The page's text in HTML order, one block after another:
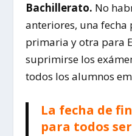
Bachillerato. No
anteriores, una
primaria y otra para
suprimirse los
todos los alumnos
La fecha de
para todos